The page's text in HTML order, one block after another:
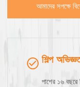
আমাদের সপক্ষে
শিল্প
পাশের ১৬